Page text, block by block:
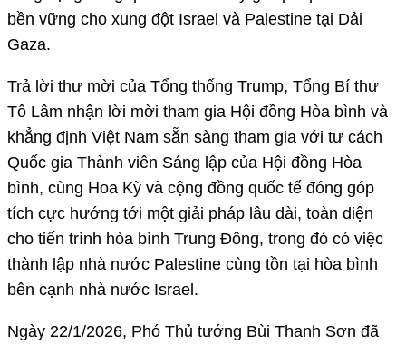
bền vững cho xung đột Israel và Palestine tại Dải
Gaza.
Trả lời thư mời của Tổng thống Trump, Tổng Bí thư
Tô Lâm nhận lời mời tham gia Hội đồng Hòa bình và
khẳng định Việt Nam sẵn sàng tham gia với tư cách
Quốc gia Thành viên Sáng lập của Hội đồng Hòa
bình, cùng Hoa Kỳ và cộng đồng quốc tế đóng góp
tích cực hướng tới một giải pháp lâu dài, toàn diện
cho tiến trình hòa bình Trung Đông, trong đó có việc
thành lập nhà nước Palestine cùng tồn tại hòa bình
bên cạnh nhà nước Israel.
Ngày 22/1/2026, Phó Thủ tướng Bùi Thanh Sơn đã